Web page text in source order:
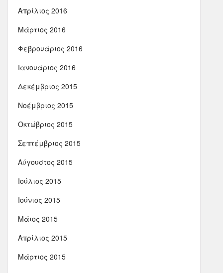
Απρίλιος 2016
Μάρτιος 2016
Φεβρουάριος 2016
Ιανουάριος 2016
Δεκέμβριος 2015
Νοέμβριος 2015
Οκτώβριος 2015
Σεπτέμβριος 2015
Αύγουστος 2015
Ιούλιος 2015
Ιούνιος 2015
Μάιος 2015
Απρίλιος 2015
Μάρτιος 2015